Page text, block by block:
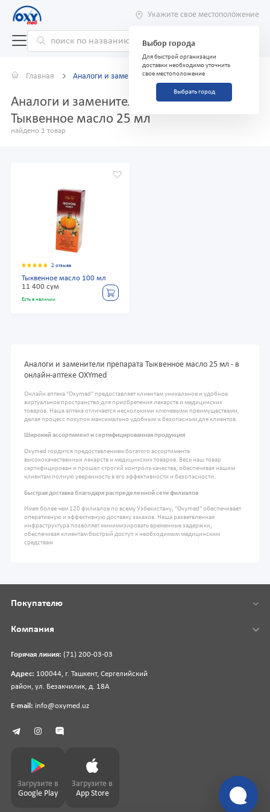
Укажите свое местоположение
Выбор города
Для быстрой организации
доставки необходимо уточнить
свое местоположение
Выбрать город
Главная Аналоги и заменители
Аналоги и заменители препарата
Тыквенное масло 25 мл
найдено 1 товар
2 отзыва
Тыквенное масло 100 мл
11 400 сум
Есть в наличии
Аналоги и заменители препарата Тыквенное масло 25 мл - в
онлайн-аптеке OXYmed
Онлайн аптека "Oxymed" предоставляет клиентам уникальное и удобное
виртуальное пространство для приобретения лекарств и медицинских
товаров. Наша аптека отличается несколькими ключевыми преимуществами,
делая процесс покупок максимально удобным и безопасным для клиентов.
Широкий ассортимент и сертифицированная продукция
Oxymed гордится предоставлением богатого ассортимента
высококачественных лекарств и медицинских товаров. Весь наш товар
сертифицирован и прошел строгий контроль качества, обеспечивая нашим
клиентам полную уверенность в его эффективности и безопасности.
Быстрая доставка благодаря распределенной сети филиалов
Имея более чем 120 филиалов по всему Узбекистану, "Oxymed" обеспечивает
оперативную и эффективную доставку заказов. Наша разветвленная
инфраструктура позволяет минимизировать временные задержки,
обеспечивая клиентам быстрый доступ к необходимым медицинским
средствам
Горячая линия: (71) 200-03-03
Адрес: 100044, г. Ташкент, Сергелийский
район, ул. Безакчилик, д. 18А
E-mail: info@oxymed.uz
Покупателю
Компания
Загрузите в
Google Play
Загрузите в
App Store